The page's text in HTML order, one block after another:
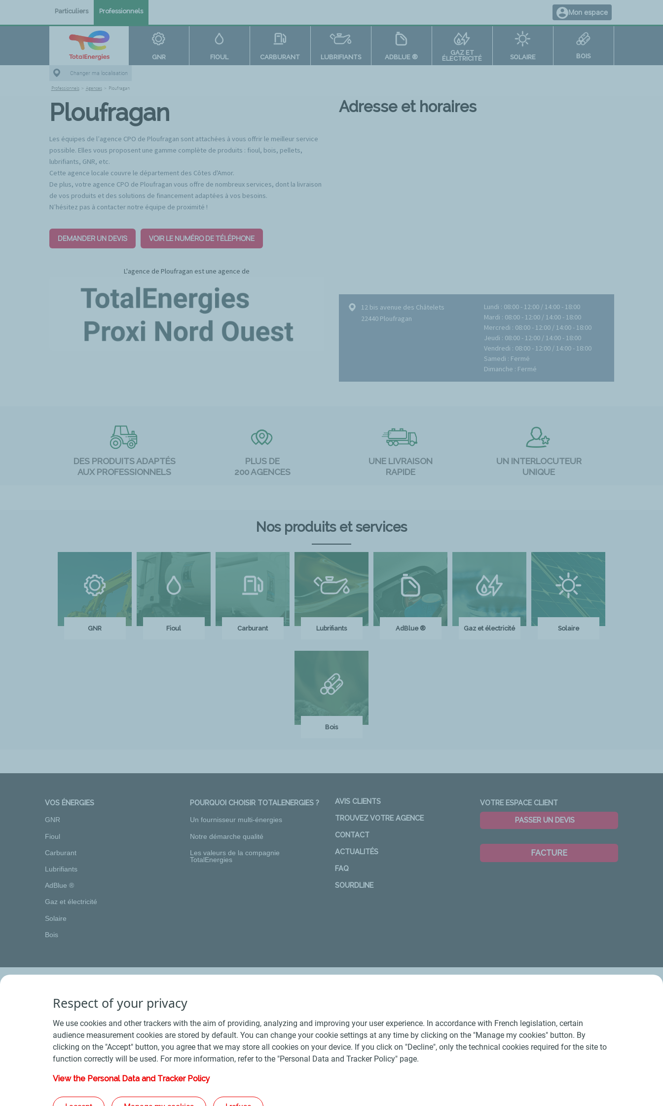
Particuliers Professionnels Mon espace
GNR FIOUL CARBURANT LUBRIFIANTS ADBLUE ®
GAZ ET
ÉLECTRICITÉ
SOLAIRE BOIS
Changer ma localisation
Professionnels > Agences > Ploufragan
Ploufragan
Les équipes de l’agence CPO de Ploufragan sont attachées à vous offrir le meilleur service
possible. Elles vous proposent une gamme complète de produits : fioul, bois, pellets,
lubrifiants, GNR, etc.
Cette agence locale couvre le département des Côtes d'Amor.
De plus, votre agence CPO de Ploufragan vous offre de nombreux services, dont la livraison
de vos produits et des solutions de financement adaptées à vos besoins.
N’hésitez pas à contacter notre équipe de proximité !
DEMANDER UN DEVIS VOIR LE NUMÉRO DE TÉLÉPHONE
L'agence de Ploufragan est une agence de
Adresse et horaires
12 bis avenue des Châtelets
22440 Ploufragan
Lundi : 08:00 - 12:00 / 14:00 - 18:00
Mardi : 08:00 - 12:00 / 14:00 - 18:00
Mercredi : 08:00 - 12:00 / 14:00 - 18:00
Jeudi : 08:00 - 12:00 / 14:00 - 18:00
Vendredi : 08:00 - 12:00 / 14:00 - 18:00
Samedi : Fermé
Dimanche : Fermé
DES PRODUITS ADAPTÉS
AUX PROFESSIONNELS
PLUS DE
200 AGENCES
UNE LIVRAISON
RAPIDE
UN INTERLOCUTEUR
UNIQUE
Nos produits et services
GNR Fioul Carburant Lubrifiants AdBlue ® Gaz et électricité Solaire
Bois
VOS ÉNERGIES
GNR
Fioul
Carburant
Lubrifiants
AdBlue ®
Gaz et électricité
Solaire
Bois
POURQUOI CHOISIR TOTALENERGIES ?
Un fournisseur multi-énergies
Notre démarche qualité
Les valeurs de la compagnie
TotalEnergies
AVIS CLIENTS
TROUVEZ VOTRE AGENCE
CONTACT
ACTUALITÉS
FAQ
SOURDLINE
VOTRE ESPACE CLIENT
PASSER UN DEVIS
FACTURE
Conditions Générales de Vente Bois - Conditions Générales de Vente Produits Pétroliers
Plan du site - Les sites de la compagnie TotalEnergies
Respect of your privacy
We use cookies and other trackers with the aim of providing, analyzing and improving your user experience. In accordance with French legislation, certain
audience measurement cookies are stored by default. You can change your cookie settings at any time by clicking on the "Manage my cookies" button. By
clicking on the "Accept" button, you agree that we may store all cookies on your device. If you click on "Decline", only the technical cookies required for the site to
function correctly will be used. For more information, refer to the "Personal Data and Tracker Policy" page.
View the Personal Data and Tracker Policy